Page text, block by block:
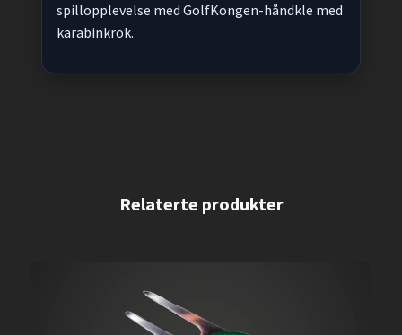
spillopplevelse med GolfKongen-håndkle med
karabinkrok.